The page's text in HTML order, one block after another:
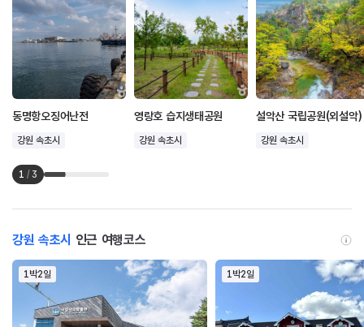
동명항오징어난전
강원 속초시
영랑호 습지생태공원
강원 속초시
설악산 국립공원(외설악)
강원 속초시
1 / 3
강원 속초시 인근 여행코스
1박2일 1박2일